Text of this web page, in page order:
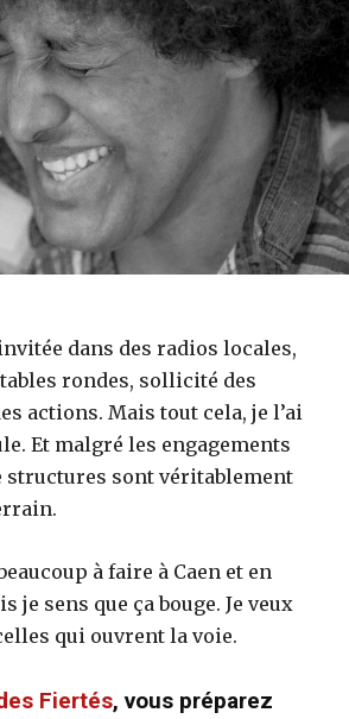
dans des radios locales,
rondes, sollicité des
actions. Mais tout cela, je l’ai
Et malgré les engagements
structures sont véritablement
à faire à Caen et en
je sens que ça bouge. Je veux
qui ouvrent la voie.
Fiertés, vous préparez